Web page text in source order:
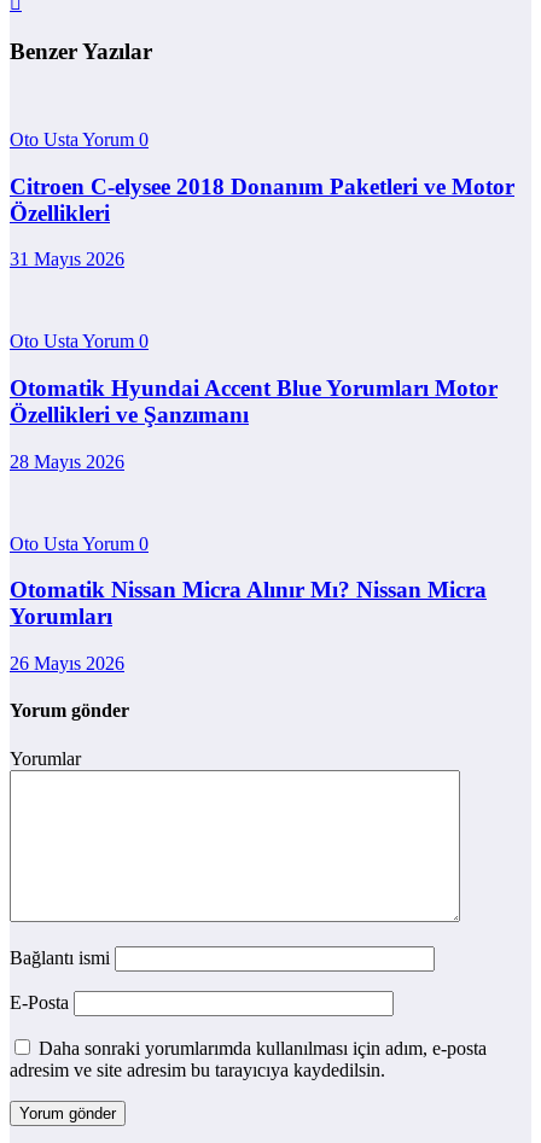
Benzer Yazılar
Oto Usta Yorum 0
Citroen C-elysee 2018 Donanım Paketleri ve Motor
Özellikleri
31 Mayıs 2026
Oto Usta Yorum 0
Otomatik Hyundai Accent Blue Yorumları Motor
Özellikleri ve Şanzımanı
28 Mayıs 2026
Oto Usta Yorum 0
Otomatik Nissan Micra Alınır Mı? Nissan Micra
Yorumları
26 Mayıs 2026
Yorum gönder
Yorumlar
Bağlantı ismi
E-Posta
Daha sonraki yorumlarımda kullanılması için adım, e-posta
adresim ve site adresim bu tarayıcıya kaydedilsin.